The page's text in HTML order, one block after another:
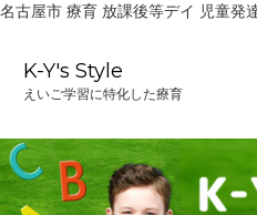
名古屋市 療育 放課後等デイ 児童発
へ
ス
キ
K-Y's Style
えいご学習に特化した療育